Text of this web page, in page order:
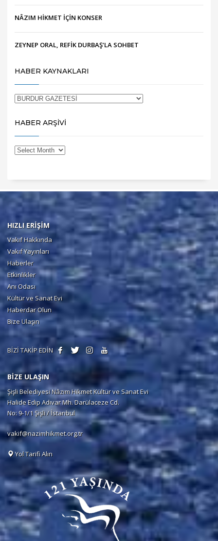
NÂZIM HİKMET İÇİN KONSER
ZEYNEP ORAL, REFİK DURBAŞ’LA SOHBET
HABER KAYNAKLARI
HABER ARŞİVİ
HIZLI ERİŞİM
Vakıf Hakkında
Vakıf Yayınları
Haberler
Etkinlikler
Anı Odası
Kültür ve Sanat Evi
Haberdar Olun
Bize Ulaşın
BİZİ TAKİP EDİN
BİZE ULAŞIN
Şişli Belediyesi Nâzım Hikmet Kültür ve Sanat Evi
Halide Edip Adıvar Mh. Darülaceze Cd.
No: 9-1/1 Şişli / İstanbul
vakif@nazimhikmet.org.tr
Yol Tarifi Alın